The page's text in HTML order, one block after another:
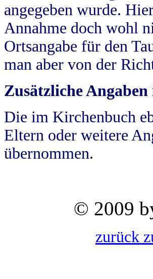
angegeben wurde.
Annahme doch wohl
Ortsangabe für den
man aber von der
Zusätzliche
Die im Kirchenbuch
Eltern oder weitere
übernommen.
© 2009
zurück